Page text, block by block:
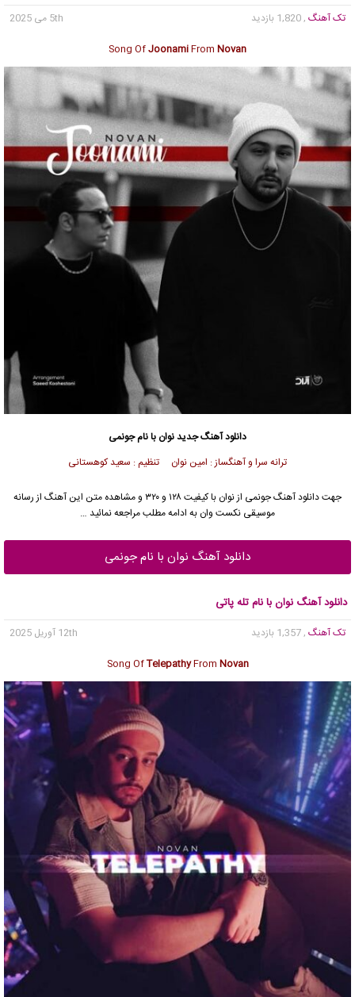
تک آهنگ , 1,820 بازدید
5th می 2025
Song OfJoonamiFrom Novan
دانلود آهنگ جدیدنوان با نام جونمی
ترانه سرا و آهنگساز : امین نوان تنظیم : سعید کوهستانی
جهت دانلود آهنگ جونمی از نوان با کیفیت ۱۲۸ و ۳۲۰ و مشاهده متن این آهنگ از رسانه
موسیقی نکست وان به ادامه مطلب مراجعه نمائید …
دانلود آهنگ نوان با نام جونمی
دانلود آهنگ نوان با نام تله پاتی
تک آهنگ , 1,357 بازدید
12th آوریل 2025
Song OfTelepathyFrom Novan